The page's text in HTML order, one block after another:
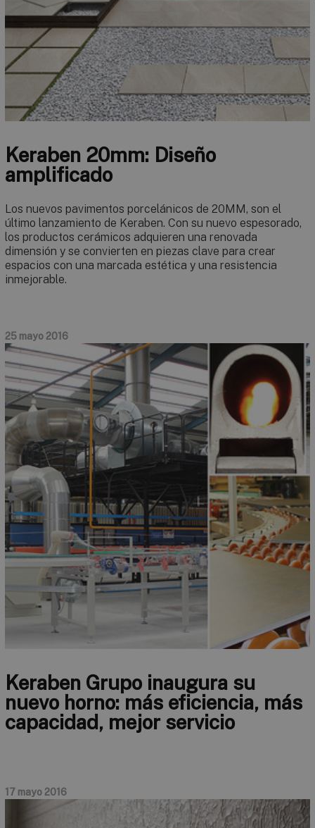
Keraben 20mm: Diseño
amplificado
Los nuevos pavimentos porcelánicos de 20MM, son el
último lanzamiento de Keraben. Con su nuevo espesorado,
los productos cerámicos adquieren una renovada
dimensión y se convierten en piezas clave para crear
espacios con una marcada estética y una resistencia
inmejorable.
25 mayo 2016
Keraben Grupo inaugura su
nuevo horno: más eficiencia, más
capacidad, mejor servicio
17 mayo 2016